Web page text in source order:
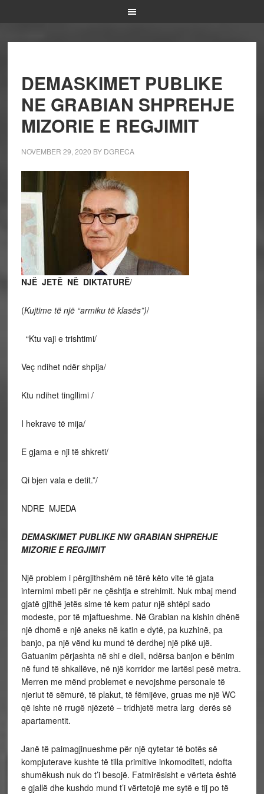
DEMASKIMET PUBLIKE
NE GRABIAN SHPREHJE
MIZORIE E REGJIMIT
NOVEMBER 29, 2020 BY DGRECA
NJË JETË NË DIKTATURË/
(Kujtime të një “armiku të klasës”)/
“Ktu vaji e trishtimi/
Veç ndihet ndër shpija/
Ktu ndihet tingllimi /
I hekrave të mija/
E gjama e nji të shkreti/
Qi bjen vala e detit.”/
NDRE MJEDA
DEMASKIMET PUBLIKE NW GRABIAN SHPREHJE
MIZORIE E REGJIMIT
Një problem i përgjithshëm në tërë këto vite të gjata
internimi mbeti për ne çështja e strehimit. Nuk mbaj mend
gjatë gjithë jetës sime të kem patur një shtëpi sado
modeste, por të mjaftueshme. Në Grabian na kishin dhënë
një dhomë e një aneks në katin e dytë, pa kuzhinë, pa
banjo, pa një vënd ku mund të derdhej një pikë ujë.
Gatuanim përjashta në shi e diell, ndërsa banjon e bënim
në fund të shkallëve, në një korridor me lartësi pesë metra.
Merren me mënd problemet e nevojshme personale të
njeriut të sëmurë, të plakut, të fëmijëve, gruas me një WC
që ishte në rrugë njëzetë – tridhjetë metra larg derës së
apartamentit.
Janë të paimagjinueshme për një qytetar të botës së
kompjuterave kushte të tilla primitive inkomoditeti, ndofta
shumëkush nuk do t’i besojë. Fatmirësisht e vërteta është
e gjallë dhe kushdo mund t’i vërtetojë me sytë e tij po të